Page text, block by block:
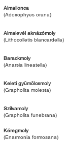
Almailonca
(Adoxophyes orana)
Almalevél aknázómoly
(Lithocolletis blancardella)
Barackmoly
(Anarsia lineatella)
Keleti gyümölcsmoly
(Grapholita molesta)
Szilvamoly
(Grapholita funebrana)
Kéregmoly
(Enarmonia formosana)